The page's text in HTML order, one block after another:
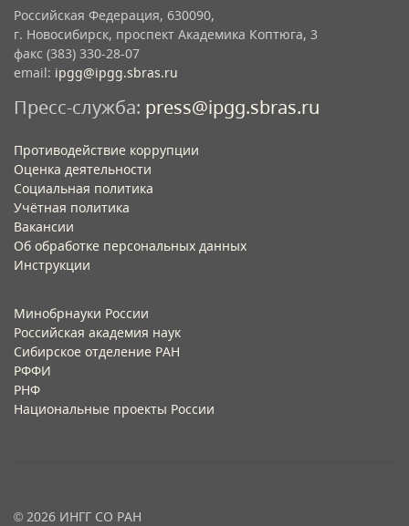
Российская Федерация, 630090,
г. Новосибирск, проспект Академика Коптюга, 3
факс (383) 330-28-07
email: ipgg@ipgg.sbras.ru
Пресс-служба: press@ipgg.sbras.ru
Противодействие коррупции
Оценка деятельности
Социальная политика
Учётная политика​
Вакансии​
Об обработке персональных данных​
Инструкции​
Минобрнауки России
Российская академия наук
Сибирское отделение РАН
РФФИ
РНФ
Национальные проекты России
© 2026 ИНГГ СО РАН